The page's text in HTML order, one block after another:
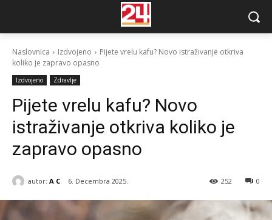
Naslovnica Izdvojeno
Pijete vrelu kafu? Novo istraživanje otkriva
koliko je zapravo opasno
Izdvojeno Zdravlje
Pijete vrelu kafu? Novo
istraživanje otkriva koliko je
zapravo opasno
autor: A C 6. Decembra 2025. 0
252